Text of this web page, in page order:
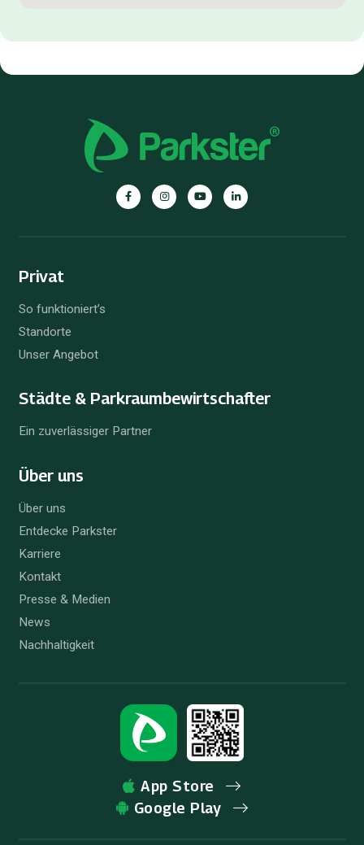
Parkster
auf
Parkster
auf
Parkster
auf
Parkster
auf
Privat
So funktioniert’s
Standorte
Unser Angebot
Städte & Parkraum­bewirtschafter
Ein zuverlässiger Partner
Über uns
Über uns
Entdecke Parkster
Karriere
Kontakt
Presse & Medien
News
Nachhaltigkeit
App Store
Google Play